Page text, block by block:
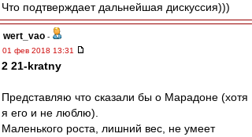
Что подтверждает дальнейшая дискуссия)))
wert_vao -
01 фев 2018 13:31
2 21-kratny
Представляю что сказали бы о Марадоне (хотя
я его и не люблю).
Маленького роста, лишний вес, не умеет